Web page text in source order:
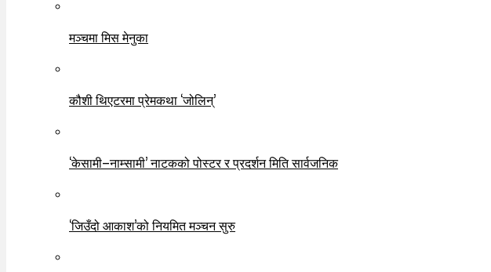
मञ्चमा मिस मेनुका
कौशी थिएटरमा प्रेमकथा ‘जोलिन्’
‘केसामी–नाम्सामी’ नाटकको पोस्टर र प्रदर्शन मिति सार्वजनिक
‘जिउँदो आकाश’को नियमित मञ्चन सुरु